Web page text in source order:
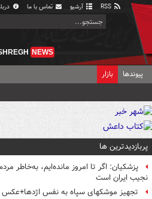
آرشیو تماس با ما
NEWS
پیوندها بازار
پربازدیدترین ها
پزشکیان: اگر تا امروز مانده‌ایم، به‌خاطر
نجیب ایران است
تجهیز موشکهای سپاه به نفس اژدها+عکس